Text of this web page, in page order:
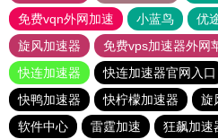
免费vqn外网加速
小蓝鸟 优
旋风加速器
免费vps加速器外网
快连加速器
快连加速器官网入口
快鸭加速器
快柠檬加速器 旋
软件中心
雷霆加速 狂飙加速